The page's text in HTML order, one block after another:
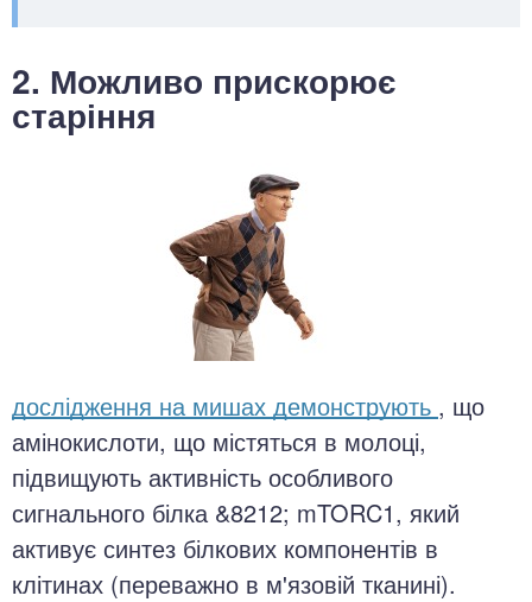
2. Можливо прискорює
старіння
дослідження на мишах демонструють , що
амінокислоти, що містяться в молоці,
підвищують активність особливого
сигнального білка &8212; mTORC1, який
активує синтез білкових компонентів в
клітинах (переважно в м'язовій тканині).